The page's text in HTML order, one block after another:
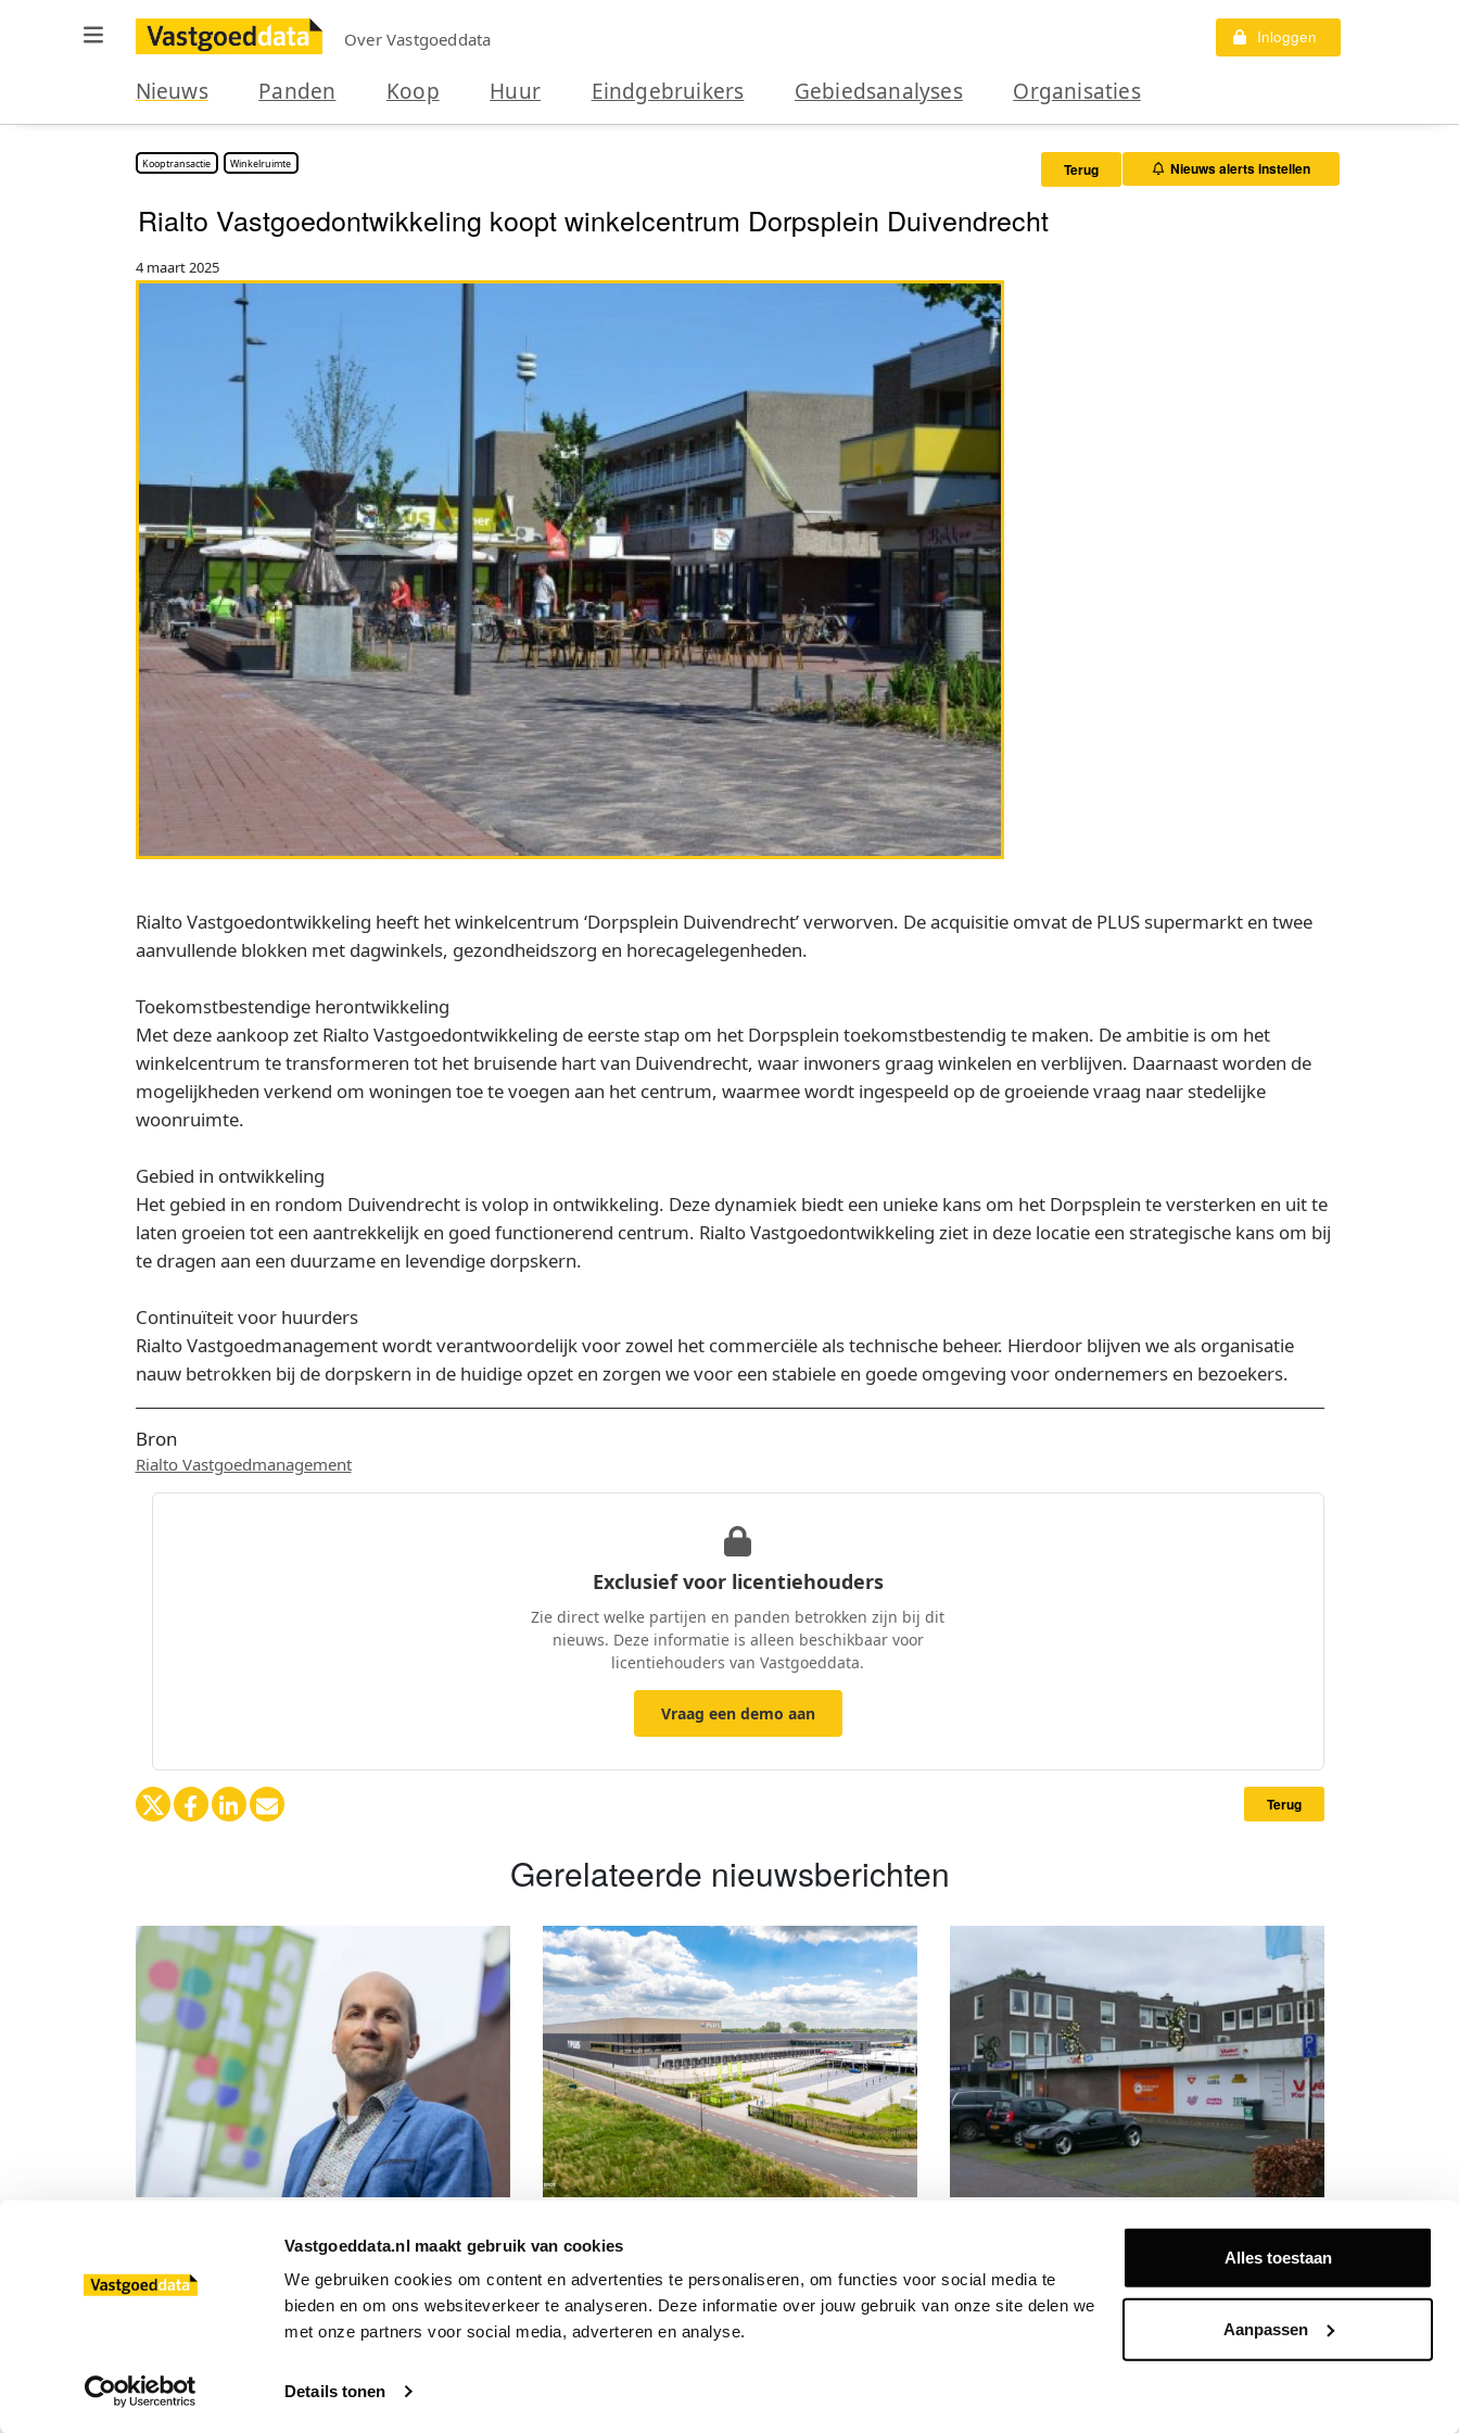
Vastgoeddata.nl maakt gebruik van cookies
We gebruiken cookies om content en advertenties te personaliseren, om functies voor social media te
bieden en om ons websiteverkeer te analyseren. Deze informatie over jouw gebruik van onze site delen we
met onze partners voor social media, adverteren en analyse.
Details tonen
Alles toestaan
Aanpassen
Over Vastgoeddata Inloggen
Nieuws Panden Koop Huur Eindgebruikers Gebiedsanalyses Organisaties
Kooptransactie Winkelruimte Terug Nieuws alerts instellen
Rialto Vastgoedontwikkeling koopt winkelcentrum Dorpsplein Duivendrecht
4 maart 2025
Rialto Vastgoedontwikkeling heeft het winkelcentrum ‘Dorpsplein Duivendrecht’ verworven. De acquisitie omvat de PLUS supermarkt en twee
aanvullende blokken met dagwinkels, gezondheidszorg en horecagelegenheden.
Toekomstbestendige herontwikkeling
Met deze aankoop zet Rialto Vastgoedontwikkeling de eerste stap om het Dorpsplein toekomstbestendig te maken. De ambitie is om het
winkelcentrum te transformeren tot het bruisende hart van Duivendrecht, waar inwoners graag winkelen en verblijven. Daarnaast worden de
mogelijkheden verkend om woningen toe te voegen aan het centrum, waarmee wordt ingespeeld op de groeiende vraag naar stedelijke
woonruimte.
Gebied in ontwikkeling
Het gebied in en rondom Duivendrecht is volop in ontwikkeling. Deze dynamiek biedt een unieke kans om het Dorpsplein te versterken en uit te
laten groeien tot een aantrekkelijk en goed functionerend centrum. Rialto Vastgoedontwikkeling ziet in deze locatie een strategische kans om bij
te dragen aan een duurzame en levendige dorpskern.
Continuïteit voor huurders
Rialto Vastgoedmanagement wordt verantwoordelijk voor zowel het commerciële als technische beheer. Hierdoor blijven we als organisatie
nauw betrokken bij de dorpskern in de huidige opzet en zorgen we voor een stabiele en goede omgeving voor ondernemers en bezoekers.
Bron
Rialto Vastgoedmanagement
Exclusief voor licentiehouders
Zie direct welke partijen en panden betrokken zijn bij dit
nieuws. Deze informatie is alleen beschikbaar voor
licentiehouders van Vastgoeddata.
Vraag een demo aan
Terug
Gerelateerde nieuwsberichten
distributiecentrum PLUS in Deventer in
gebruik
Copyright
Privacybeleid | Disclaimer